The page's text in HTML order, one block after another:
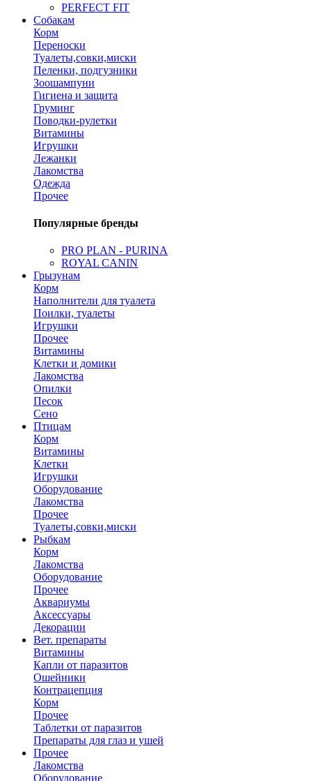
PERFECT FIT
Собакам
Корм
Переноски
Туалеты,совки,миски
Пеленки, подгузники
Зоошампуни
Гигиена и защита
Груминг
Поводки-рулетки
Витамины
Игрушки
Лежанки
Лакомства
Одежда
Прочее
Популярные бренды
PRO PLAN - PURINA
ROYAL CANIN
Грызунам
Корм
Наполнители для туалета
Поилки, туалеты
Игрушки
Прочее
Витамины
Клетки и домики
Лакомства
Опилки
Песок
Сено
Птицам
Корм
Витамины
Клетки
Игрушки
Оборудование
Лакомства
Прочее
Туалеты,совки,миски
Рыбкам
Корм
Лакомства
Оборудование
Прочее
Аквариумы
Аксессуары
Декорации
Вет. препараты
Витамины
Капли от паразитов
Ошейники
Контрацепция
Корм
Прочее
Таблетки от паразитов
Препараты для глаз и ушей
Прочее
Лакомства
Оборудование